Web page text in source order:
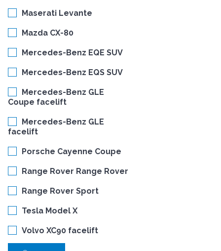
Maserati Levante
Mazda CX-80
Mercedes-Benz EQE SUV
Mercedes-Benz EQS SUV
Mercedes-Benz GLE
Coupe facelift
Mercedes-Benz GLE
facelift
Porsche Cayenne Coupe
Range Rover Range Rover
Range Rover Sport
Tesla Model X
Volvo XC90 facelift